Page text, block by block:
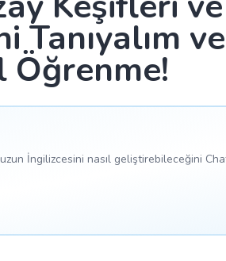
Tanıyalım
Öğrenme!
İngilizcesini nasıl geliştirebileceğini